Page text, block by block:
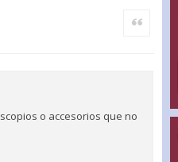
Citar
o accesorios que no